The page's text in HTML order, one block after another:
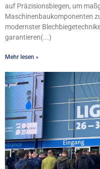
auf Präzisionsbiegen, um
Maschinenbaukomponenten
modernster
garantieren(...)
Mehr lesen »